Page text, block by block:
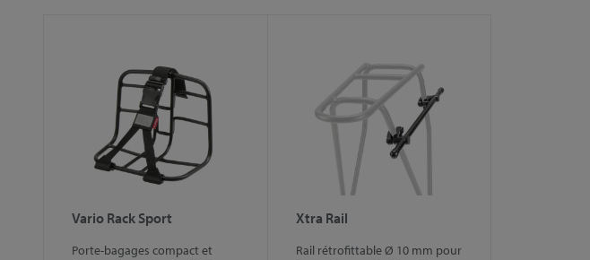
Vario Rack Sport
Porte-bagages compact et
Xtra Rail
Rail rétrofittable Ø 10 mm pour